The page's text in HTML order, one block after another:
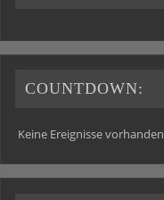
COUNTDOWN:
Keine Ereignisse vorhanden